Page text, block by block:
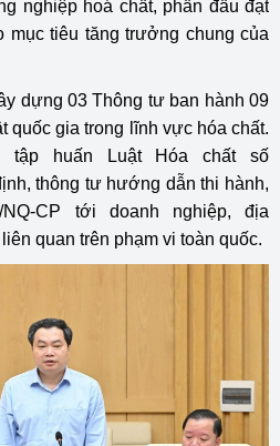
nghiệp hoá chất, phấn đấu đạt
mục tiêu tăng trưởng chung của
dựng 03 Thông tư ban hành 09
quốc gia trong lĩnh vực hóa chất.
tập huấn Luật Hóa chất số
thông tư hướng dẫn thi hành,
CP tới doanh nghiệp, địa
quan trên phạm vi toàn quốc.